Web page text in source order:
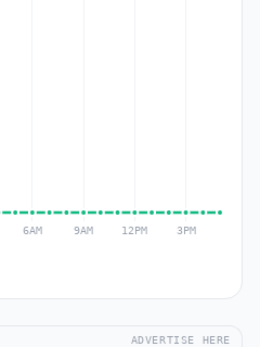
ADVERTISE HERE